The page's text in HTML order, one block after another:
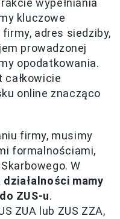
kluczowe
adres siedziby,
prowadzonej
opodatkowania.
całkowicie
online znacząco
firmy, musimy
formalnościami,
W
mamy
ZUS-u.
ZUA lub ZUS ZZA,